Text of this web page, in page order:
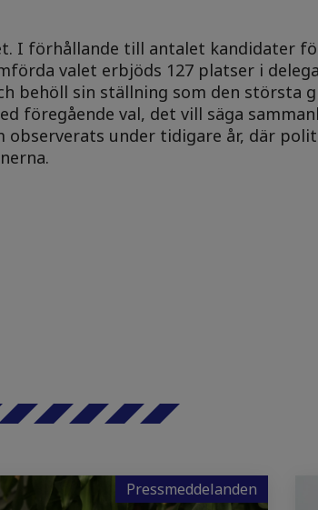
I förhållande till antalet kandidater
valet erbjöds 127 platser i
behöll sin ställning som den största
föregående val, det vill säga
under tidigare år, där
Pressmeddelanden